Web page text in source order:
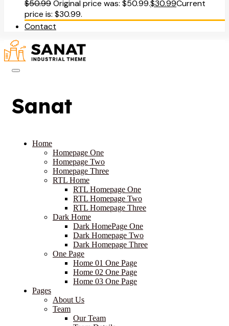
$50.99Original price was: $50.99.$30.99Current
price is: $30.99.
Contact
Sanat
Home
Homepage One
Homepage Two
Homepage Three
RTL Home
RTL Homepage One
RTL Homepage Two
RTL Homepage Three
Dark Home
Dark HomePage One
Dark Homepage Two
Dark Homepage Three
One Page
Home 01 One Page
Home 02 One Page
Home 03 One Page
Pages
About Us
Team
Our Team